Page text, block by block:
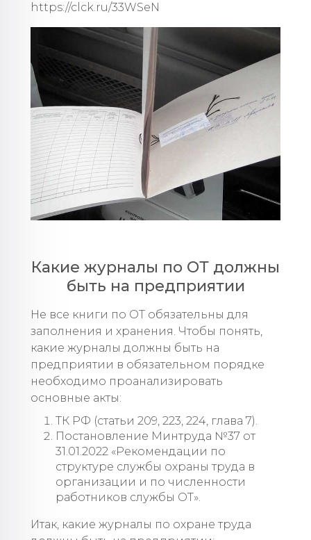
https://clck.ru/33WSeN
Какие журналы по ОТ должны
быть на предприятии
Не все книги по ОТ обязательны для
заполнения и хранения. Чтобы понять,
какие журналы должны быть на
предприятии в обязательном порядке
необходимо проанализировать
основные акты:
ТК РФ (статьи 209, 223, 224, глава 7).
Постановление Минтруда №37 от
31.01.2022 «Рекомендации по
структуре службы охраны труда в
организации и по численности
работников службы ОТ».
Итак, какие журналы по охране труда